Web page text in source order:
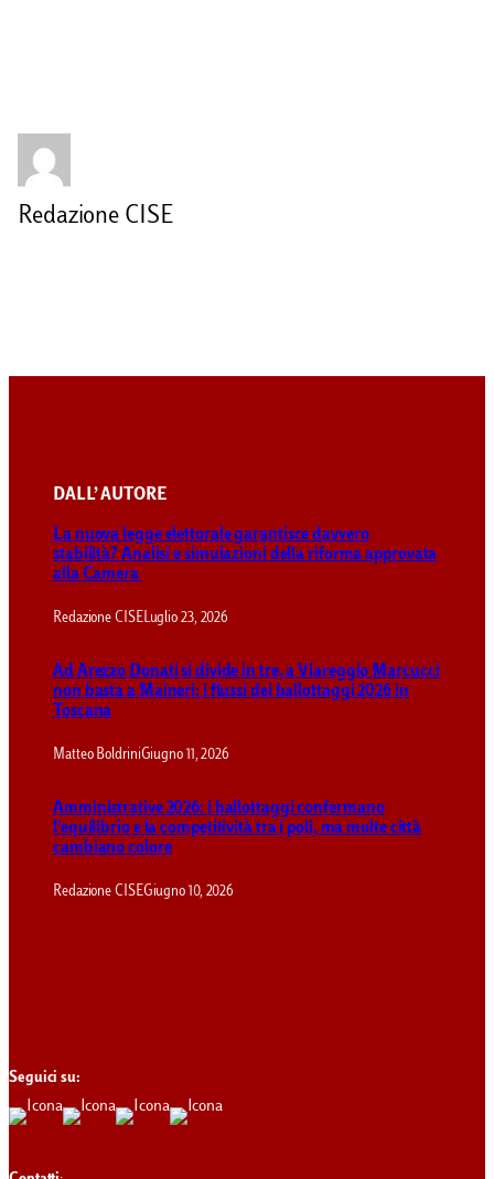
Redazione CISE
DALL’ AUTORE
La nuova legge elettorale garantisce davvero
stabilità? Analisi e simulazioni della riforma approvata
alla Camera
Redazione CISELuglio 23, 2026
Ad Arezzo Donati si divide in tre, a Viareggio Marcucci
non basta a Maineri: i flussi dei ballottaggi 2026 in
Toscana
Matteo BoldriniGiugno 11, 2026
Amministrative 2026: i ballottaggi confermano
l’equilibrio e la competitività tra i poli, ma molte città
cambiano colore
Redazione CISEGiugno 10, 2026
Seguici su: